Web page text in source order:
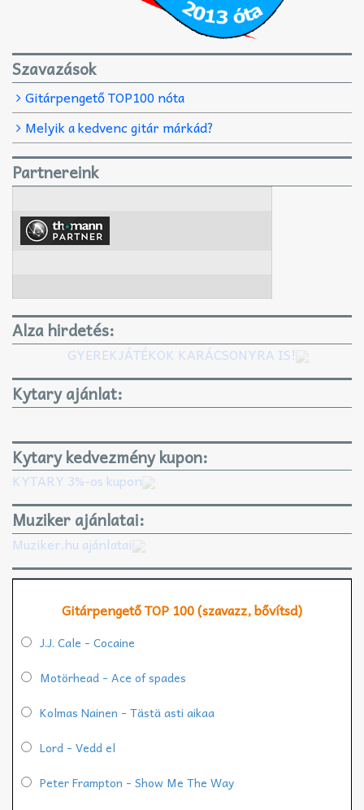
Szavazások
Gitárpengető TOP100 nóta
Melyik a kedvenc gitár márkád?
Partnereink
Alza hirdetés:
GYEREKJÁTÉKOK KARÁCSONYRA IS!
Kytary ajánlat:
Kytary kedvezmény kupon:
KYTARY 3%-os kupon
Muziker ajánlatai:
Muziker.hu ajánlatai
Gitárpengető TOP 100 (szavazz, bővítsd)
J.J. Cale - Cocaine
Motörhead - Ace of spades
Kolmas Nainen - Tästä asti aikaa
Lord - Vedd el
Peter Frampton - Show Me The Way